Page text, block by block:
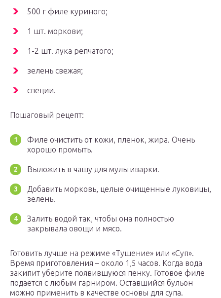
500 г филе куриного;
1 шт. моркови;
1-2 шт. лука репчатого;
зелень свежая;
специи.
Пошаговый рецепт:
Филе очистить от кожи, пленок, жира. Очень
хорошо промыть.
Выложить в чашу для мультиварки.
Добавить морковь, целые очищенные луковицы,
зелень.
Залить водой так, чтобы она полностью
закрывала овощи и мясо.
Готовить лучше на режиме «Тушение» или «Суп».
Время приготовления – около 1,5 часов. Когда вода
закипит уберите появившуюся пенку. Готовое филе
подается с любым гарниром. Оставшийся бульон
можно применить в качестве основы для супа.